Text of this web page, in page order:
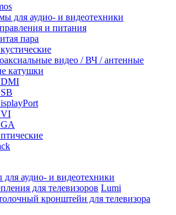
для аудио- и видеотехники
и питания
пара
видео / ВЧ / антенные
катушки
аудио- и видеотехники
для телевизоров Lumi
кронштейн для телевизора